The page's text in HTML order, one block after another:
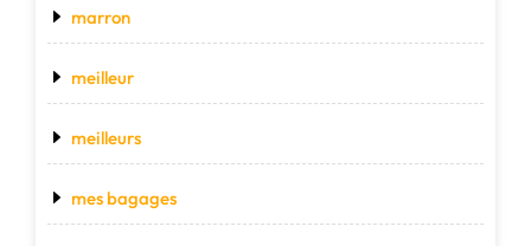
marron
meilleur
meilleurs
mes bagages